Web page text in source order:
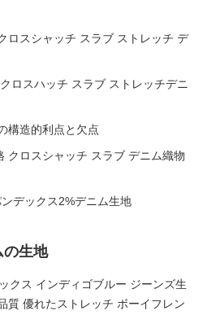
ロスシャッチ スラブ ストレッチ デ
ロスハッチ スラブ ストレッチデニ
構造的利点と欠点
クロスシャッチ スラブ デニム織物
デックス2%デニム生地
の生地
クス インディゴブルー ジーンズ生
質 優れたストレッチ ボーイフレン